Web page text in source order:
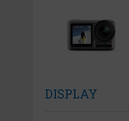
DISPLAY